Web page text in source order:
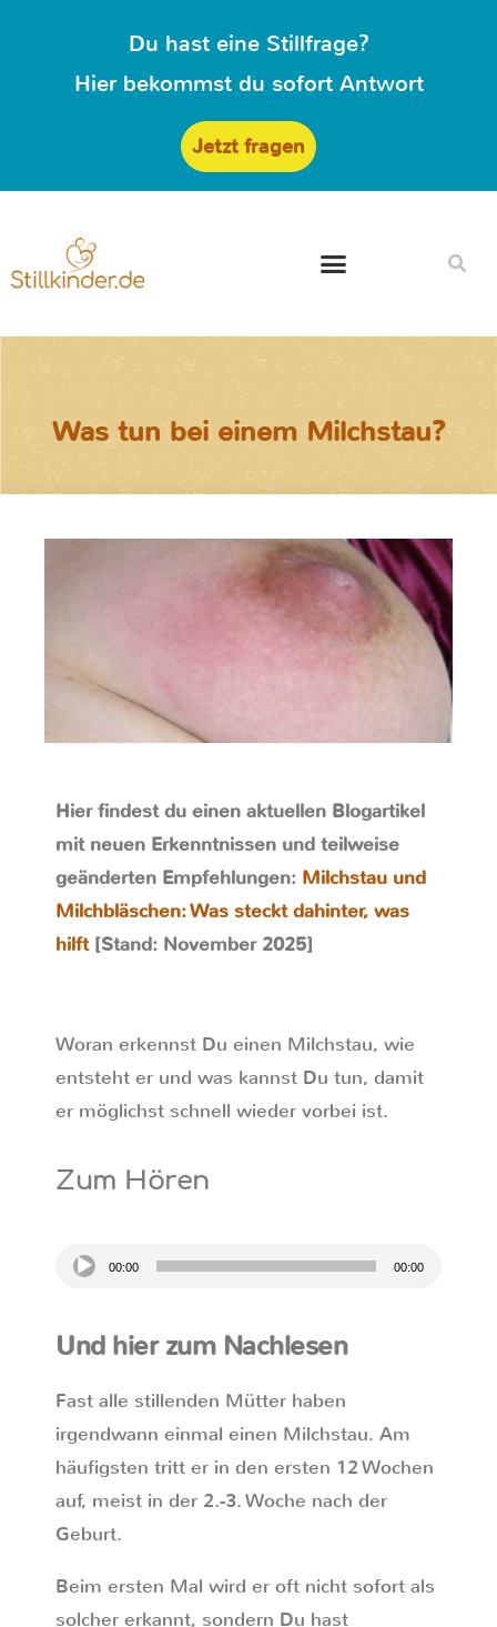
Du hast eine Stillfrage?
Hier bekommst du sofort Antwort
Jetzt fragen
Was tun bei einem Milchstau?
Hier findest du einen aktuellen Blogartikel
mit neuen Erkenntnissen und teilweise
geänderten Empfehlungen: Milchstau und
Milchbläschen: Was steckt dahinter, was
hilft[Stand: November 2025]
Woran erkennst Du einen Milchstau, wie
entsteht er und was kannst Du tun, damit
er möglichst schnell wieder vorbei ist.
Zum Hören
Audio-
00:00 00:00
Und hier zum Nachlesen
Fast alle stillenden Mütter haben
irgendwann einmal einen Milchstau. Am
häufigsten tritt er in den ersten 12 Wochen
auf, meist in der 2.-3. Woche nach der
Geburt.
Beim ersten Mal wird er oft nicht sofort als
solcher erkannt, sondern Du hast